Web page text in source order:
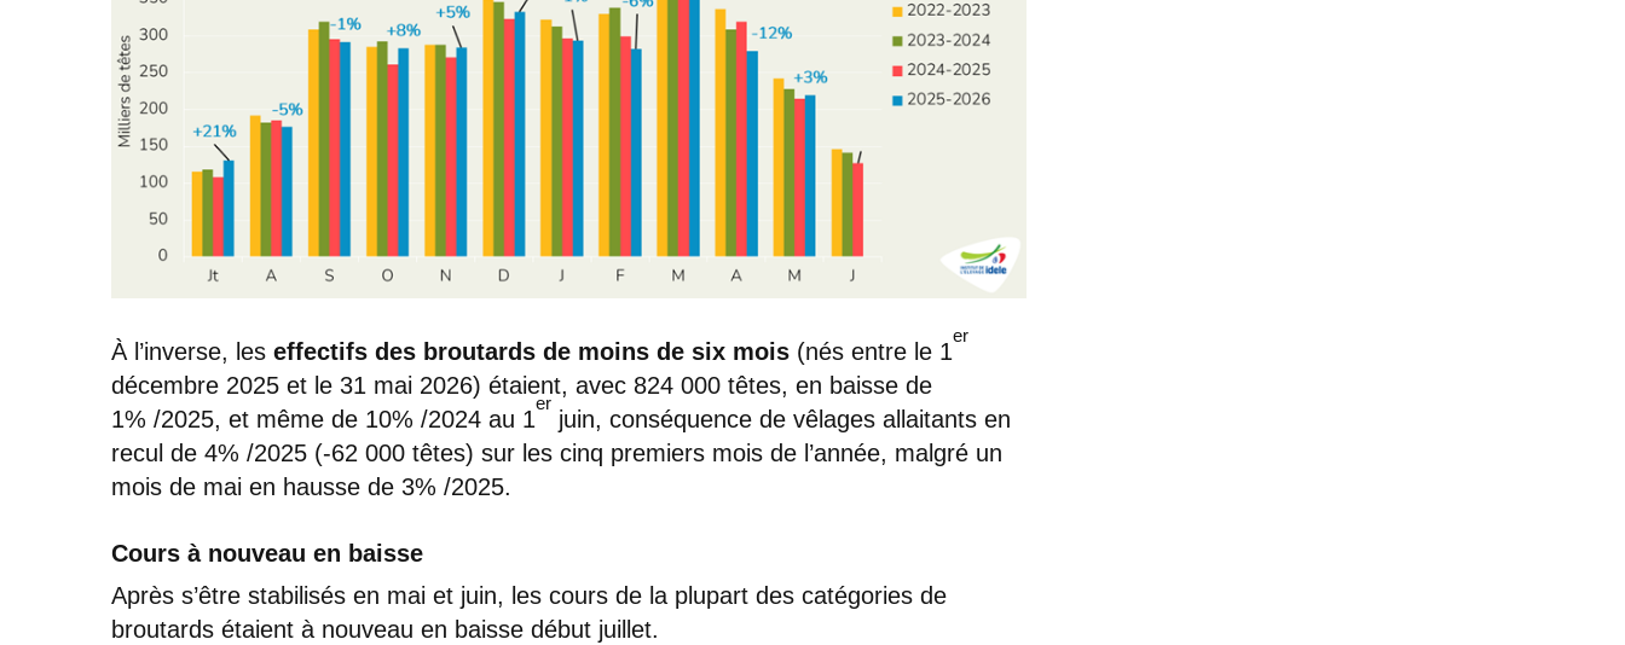
À l’inverse, les effectifs des broutards de moins de six mois (nés entre le 1
er
décembre 2025 et le 31 mai 2026) étaient, avec 824 000 têtes, en baisse de
1% /2025, et même de 10% /2024 au 1
er
juin, conséquence de vêlages allaitants en
recul de 4% /2025 (-62 000 têtes) sur les cinq premiers mois de l’année, malgré un
mois de mai en hausse de 3% /2025.
Cours à nouveau en baisse
Après s’être stabilisés en mai et juin, les cours de la plupart des catégories de
broutards étaient à nouveau en baisse début juillet.